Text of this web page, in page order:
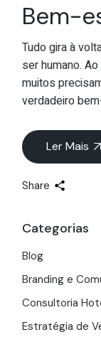
Bem-
Tudo gira à
ser humano.
muitos
verdadeiro
Ler Mais
Share
Categorias
Blog
Branding e
Consultoria
Estratégia de